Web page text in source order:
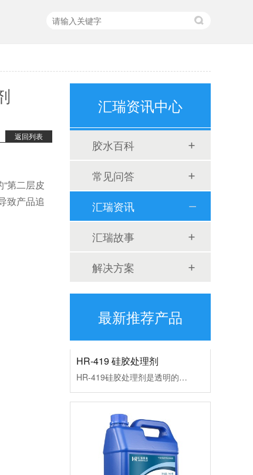
返回列表
第二层皮
致产品追
汇瑞资讯中心
胶水百科
常见问答
汇瑞资讯
汇瑞故事
解决方案
最新推荐产品